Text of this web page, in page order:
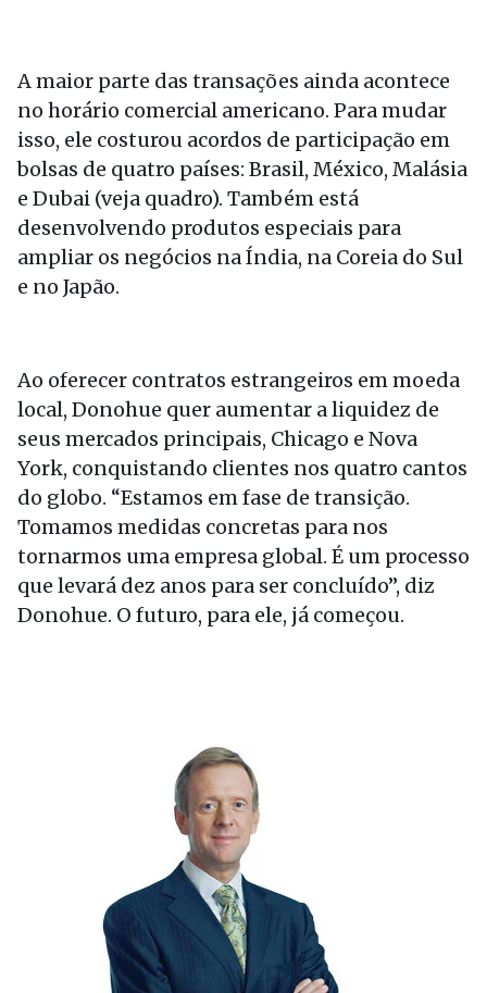
A maior parte das transações ainda acontece
no horário comercial americano. Para mudar
isso, ele costurou acordos de participação em
bolsas de quatro países: Brasil, México, Malásia
e Dubai (veja quadro). Também está
desenvolvendo produtos especiais para
ampliar os negócios na Índia, na Coreia do Sul
e no Japão.
Ao oferecer contratos estrangeiros em moeda
local, Donohue quer aumentar a liquidez de
seus mercados principais, Chicago e Nova
York, conquistando clientes nos quatro cantos
do globo. “Estamos em fase de transição.
Tomamos medidas concretas para nos
tornarmos uma empresa global. É um processo
que levará dez anos para ser concluído”, diz
Donohue. O futuro, para ele, já começou.